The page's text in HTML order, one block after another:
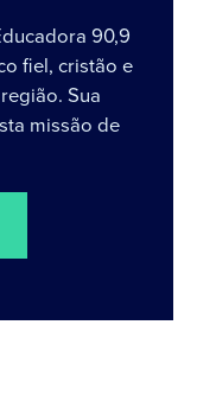
90,9
fiel, cristão e
Sua
missão de